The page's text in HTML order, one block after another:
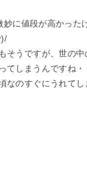
に値段が高かった
そうですが、世の
てしまうんですね・
なのすぐにうれてし